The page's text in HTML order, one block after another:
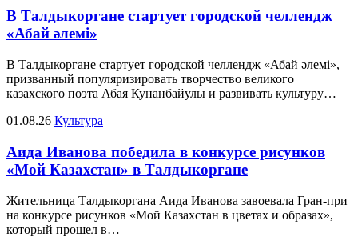
В Талдыкоргане стартует городской челлендж
«Абай әлемі»
В Талдыкоргане стартует городской челлендж «Абай әлемі»,
призванный популяризировать творчество великого
казахского поэта Абая Кунанбайулы и развивать культуру…
01.08.26 Культура
Аида Иванова победила в конкурсе рисунков
«Мой Казахстан» в Талдыкоргане
Жительница Талдыкоргана Аида Иванова завоевала Гран-при
на конкурсе рисунков «Мой Казахстан в цветах и образах»,
который прошел в…